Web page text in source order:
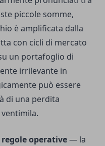
piccole somme,
è amplificata dalla
con cicli di mercato
un portafoglio di
irrilevante in
può essere
di una perdita
operative— la